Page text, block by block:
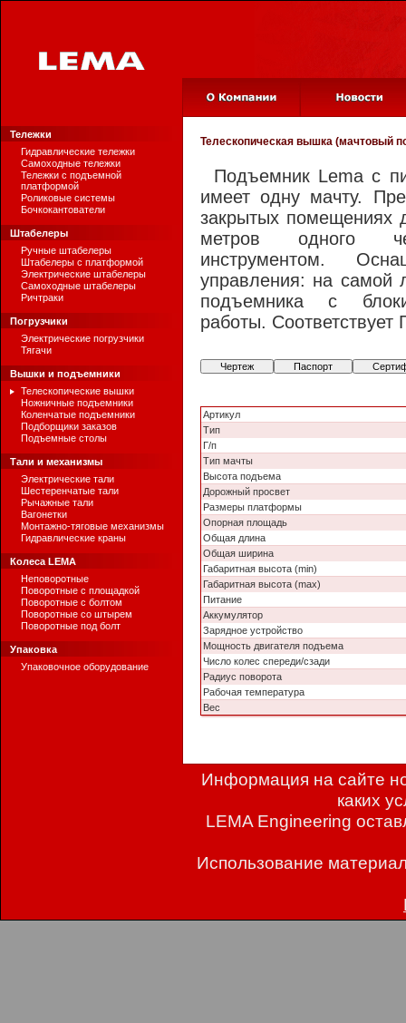
Тележки
Гидравлические тележки
Самоходные тележки
Тележки с подъемной
платформой
Роликовые системы
Бочкокантователи
Штабелеры
Ручные штабелеры
Штабелеры с платформой
Электрические штабелеры
Самоходные штабелеры
Ричтраки
Погрузчики
Электрические погрузчики
Тягачи
Вышки и подъемники
Телескопические вышки
Ножничные подъемники
Коленчатые подъемники
Подборщики заказов
Подъемные столы
Тали и механизмы
Электрические тали
Шестеренчатые тали
Рычажные тали
Вагонетки
Монтажно-тяговые механизмы
Гидравлические краны
Колеса LEMA
Неповоротные
Поворотные с площадкой
Поворотные с болтом
Поворотные со штырем
Поворотные под болт
Упаковка
Упаковочное оборудование
Телескопическая вышка (мачтовый
Подъемник Lema с
имеет одну мачту.
закрытых помещениях
метров одного
инструментом.
управления: на самой
подъемника с
работы.
Чертеж Паспорт
Артикул
Тип
Г/п
Тип мачты
Высота подъема
Дорожный просвет
Размеры платформы
Опорная площадь
Общая длина
Общая ширина
Габаритная высота (min)
Габаритная высота (max)
Питание
Аккумулятор
Зарядное устройство
Мощность двигателя подъема
Число колес спереди/сзади
Радиус поворота
Рабочая температура
Вес
Информация на сайте
каких
LEMA Engineering
Использование